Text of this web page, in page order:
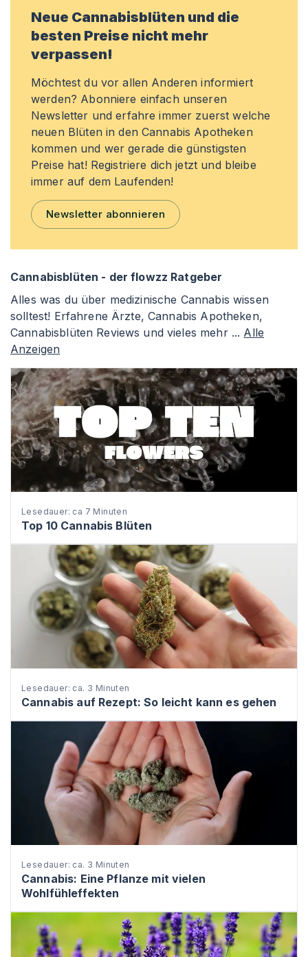
Neue Cannabisblüten und die
besten Preise nicht mehr
verpassen!
Möchtest du vor allen Anderen informiert
werden? Abonniere einfach unseren
Newsletter und erfahre immer zuerst welche
neuen Blüten in den Cannabis Apotheken
kommen und wer gerade die günstigsten
Preise hat! Registriere dich jetzt und bleibe
immer auf dem Laufenden!
Newsletter abonnieren
Cannabisblüten - der flowzz Ratgeber
Alles was du über medizinische Cannabis wissen
solltest! Erfahrene Ärzte, Cannabis Apotheken,
Cannabisblüten Reviews und vieles mehr ... Alle
Anzeigen
Lesedauer: ca 7 Minuten
Top 10 Cannabis Blüten
Lesedauer: ca. 3 Minuten
Cannabis auf Rezept: So leicht kann es gehen
Lesedauer: ca. 3 Minuten
Cannabis: Eine Pflanze mit vielen
Wohlfühleffekten